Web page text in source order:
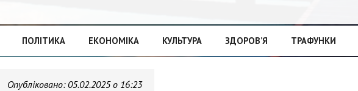
ПОЛІТИКА ЕКОНОМІКА КУЛЬТУРА ЗДОРОВ’Я ТРАФУНКИ
Опубліковано: 05.02.2025 о 16:23